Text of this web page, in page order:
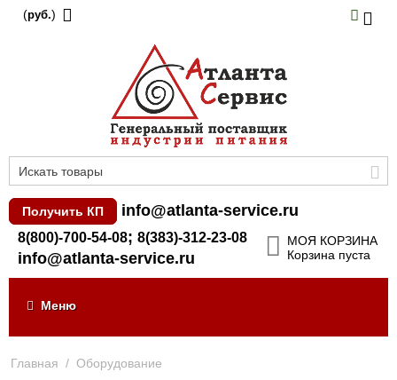
(руб.)
Получить КП info@atlanta-service.ru
8(800)-700-54-08; 8(383)-312-23-08
info@atlanta-service.ru
МОЯ КОРЗИНА
Корзина пуста
Меню
Главная / Оборудование